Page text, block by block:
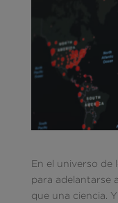
En el universo de
para adelantarse
que una ciencia.